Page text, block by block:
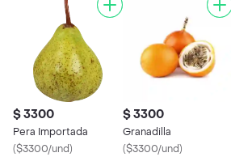
$ 3300
Pera Importada
($3300/und)
$ 3300
Granadilla
($3300/und)